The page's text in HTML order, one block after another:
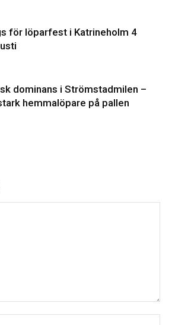
för löparfest i Katrineholm 4
dominans i Strömstadmilen –
hemmalöpare på pallen